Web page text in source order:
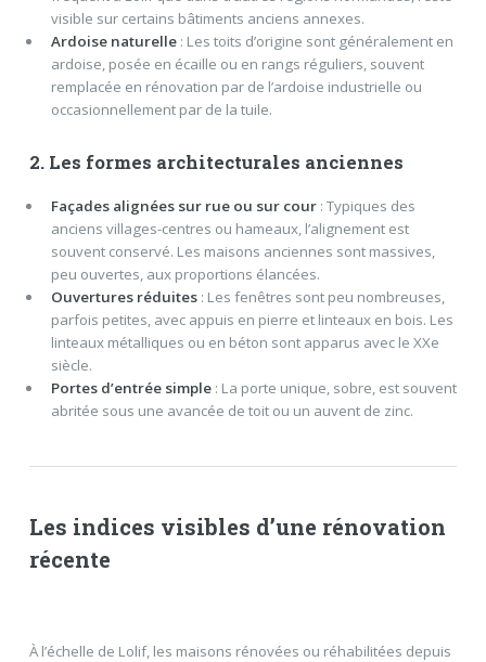
visible sur certains bâtiments anciens annexes.
Ardoise naturelle: Les toits d’origine sont généralement en
ardoise, posée en écaille ou en rangs réguliers, souvent
remplacée en rénovation par de l’ardoise industrielle ou
occasionnellement par de la tuile.
2. Les formes architecturales anciennes
Façades alignées sur rue ou sur cour: Typiques des
anciens villages-centres ou hameaux, l’alignement est
souvent conservé. Les maisons anciennes sont massives,
peu ouvertes, aux proportions élancées.
Ouvertures réduites: Les fenêtres sont peu nombreuses,
parfois petites, avec appuis en pierre et linteaux en bois. Les
linteaux métalliques ou en béton sont apparus avec le XXe
siècle.
Portes d’entrée simple: La porte unique, sobre, est souvent
abritée sous une avancée de toit ou un auvent de zinc.
Les indices visibles d’une rénovation
récente
À l’échelle de Lolif, les maisons rénovées ou réhabilitées depuis